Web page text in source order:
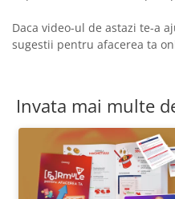
Daca video-ul de astazi te-a
sugestii pentru afacerea ta
Invata mai multe